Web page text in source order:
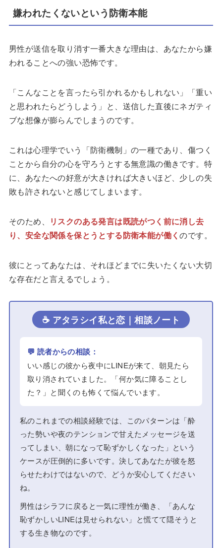
嫌われたくないという防衛本能
男性が送信を取り消す一番大きな理由は、あなたから嫌
われることへの強い恐怖です。
「こんなことを言ったら引かれるかもしれない」「重い
と思われたらどうしよう」と、送信した直後にネガティ
ブな想像が膨らんでしまうのです。
これは心理学でいう「防衛機制」の一種であり、傷つく
ことから自分の心を守ろうとする無意識の働きです。特
に、あなたへの好意が大きければ大きいほど、少しの失
敗も許されないと感じてしまいます。
そのため、
リスクのある発言は既読がつく前に消し去
り、安全な関係を保とうとする防衛本能が働くのです。
彼にとってあなたは、それほどまでに失いたくない大切
な存在だと言えるでしょう。
☕ アタラシイ私と恋｜相談ノート
💬 読者からの相談：
いい感じの彼から夜中にLINEが来て、朝見たら
取り消されていました。「何か気に障ることし
た？」と聞くのも怖くて悩んでいます。
私のこれまでの相談経験では、このパターンは「酔
った勢いや夜のテンションで甘えたメッセージを送
ってしまい、朝になって恥ずかしくなった」という
ケースが圧倒的に多いです。決してあなたが彼を怒
らせたわけではないので、どうか安心してください
ね。
男性はシラフに戻ると一気に理性が働き、「あんな
恥ずかしいLINEは見せられない」と慌てて隠そうと
する生き物なのです。